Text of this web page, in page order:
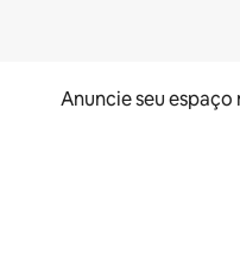
Anuncie seu